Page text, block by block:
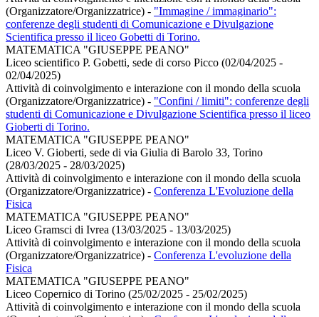
(Organizzatore/Organizzatrice) - "Immagine / immaginario":
conferenze degli studenti di Comunicazione e Divulgazione
Scientifica presso il liceo Gobetti di Torino.
MATEMATICA "GIUSEPPE PEANO"
Liceo scientifico P. Gobetti, sede di corso Picco (02/04/2025 -
02/04/2025)
Attività di coinvolgimento e interazione con il mondo della scuola
(Organizzatore/Organizzatrice) - "Confini / limiti": conferenze degli
studenti di Comunicazione e Divulgazione Scientifica presso il liceo
Gioberti di Torino.
MATEMATICA "GIUSEPPE PEANO"
Liceo V. Gioberti, sede di via Giulia di Barolo 33, Torino
(28/03/2025 - 28/03/2025)
Attività di coinvolgimento e interazione con il mondo della scuola
(Organizzatore/Organizzatrice) - Conferenza L'Evoluzione della
Fisica
MATEMATICA "GIUSEPPE PEANO"
Liceo Gramsci di Ivrea (13/03/2025 - 13/03/2025)
Attività di coinvolgimento e interazione con il mondo della scuola
(Organizzatore/Organizzatrice) - Conferenza L'evoluzione della
Fisica
MATEMATICA "GIUSEPPE PEANO"
Liceo Copernico di Torino (25/02/2025 - 25/02/2025)
Attività di coinvolgimento e interazione con il mondo della scuola